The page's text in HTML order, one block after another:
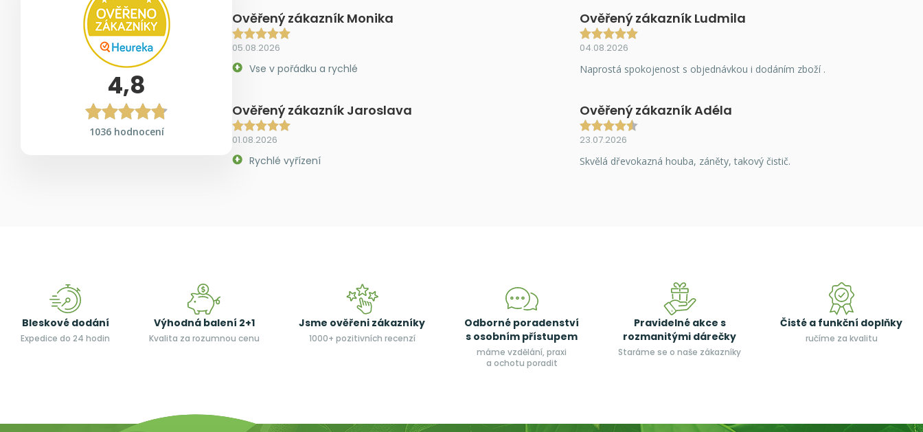
4,8
1036 hodnocení
Ověřený zákazník Monika
05.08.2026
Vse v pořádku a rychlé
Ověřený zákazník Ludmila
04.08.2026
Naprostá spokojenost s objednávkou i dodáním zboží .
Ověřený zákazník Jaroslava
01.08.2026
Rychlé vyřízení
Ověřený zákazník Adéla
23.07.2026
Skvělá dřevokazná houba, záněty, takový čistič.
Bleskové dodání
Expedice do 24 hodin
Výhodná balení 2+1
Kvalita za rozumnou cenu
Jsme ověřeni zákazníky
1000+ pozitivních recenzí
Odborné poradenství
s osobním přístupem
máme vzdělání, praxi
a ochotu poradit
Pravidelné akce s
rozmanitými dárečky
Staráme se o naše zákazníky
Čisté a funkční doplňky
ručíme za kvalitu